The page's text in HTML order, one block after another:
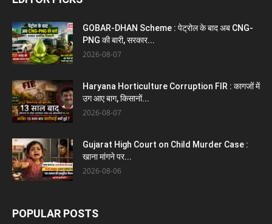
GOBAR-DHAN Scheme : पेट्रोल के बाद अब CNG-
PNG की बारी, सरकार...
2026-08-07
Haryana Horticulture Corruption FIR : कागजों में
उग आए बाग, किसानों...
2026-08-07
Gujarat High Court on Child Murder Case :
खाना मांगने पर...
2026-08-06
POPULAR POSTS